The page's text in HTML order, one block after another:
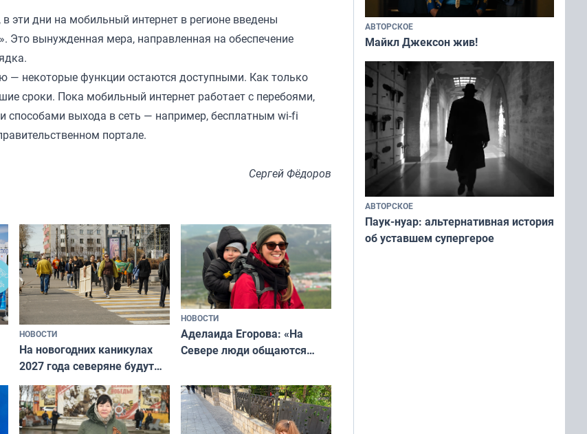
дни на мобильный интернет в регионе введены
Это вынужденная мера, направленная на обеспечение
— некоторые функции остаются доступными. Как только
сроки. Пока мобильный интернет работает с перебоями,
способами выхода в сеть — например, бесплатным wi-fi
портале.
Сергей Фёдоров
НОВОСТИ
На новогодних каникулах
2027 года северяне будут
отдыхать 11 дней
НОВОСТИ
Аделаида Егорова: «На
Севере люди общаются
а потому что
ты им интересен»
АВТОРСКОЕ
Майкл Джексон жив!
АВТОРСКОЕ
Паук-нуар: альтернативная история
об уставшем супергерое